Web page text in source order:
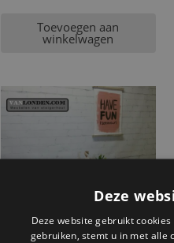
Toevoegen aan
winkelwagen
Deze
Deze website gebruikt
gebruiken, stemt u in met alle